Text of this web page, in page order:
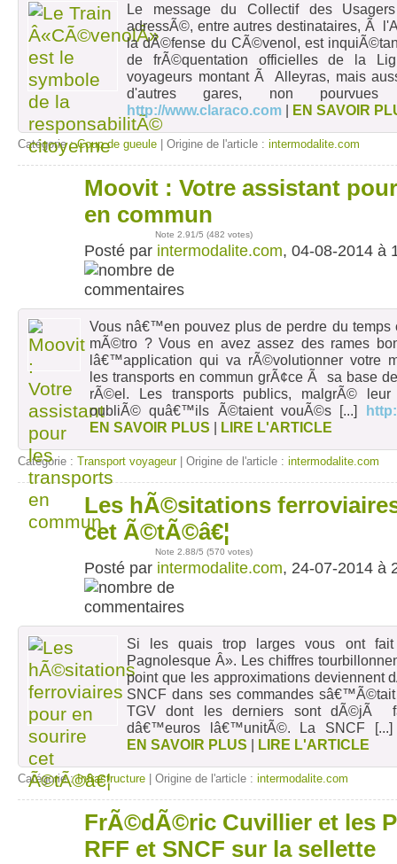
Le message du Collectif des
adressÃ©, entre autres destinataires, Ã
la dÃ©fense du CÃ©venol, est
de frÃ©quentation officielles de la
voyageurs montant Ã Alleyras, mais
d'autres gares, non pourvues
http://www.claraco.com | EN SAVOIR
Catégorie :Coup de gueule | Origine de l'article : intermodalite.com
Moovit : Votre assistant
en commun
Note 2.91/5 (482 votes)
Posté par intermodalite.com, 04-08-2014 à
Vous nâ€™en pouvez plus de perdre du temps
mÃ©tro ? Vous en avez assez des rames
lâ€™application qui va rÃ©volutionner votre
les transports en commun grÃ¢ce Ã sa base
rÃ©el. Les transports publics, malgrÃ© leur
oubliÃ© quâ€™ils Ã©taient vouÃ©s [...]
EN SAVOIR PLUS | LIRE L'ARTICLE
Catégorie : Transport voyageur| Origine de l'article : intermodalite.com
24
juil
Les hÃ©sitations
cet Ã©tÃ©â€¦
Note 2.88/5 (570 votes)
Posté par intermodalite.com, 24-07-2014 à
Si les quais trop larges vous ont
Pagnolesque Â». Les chiffres
point que les approximations deviennent
SNCF dans ses commandes
TGV dont les derniers sont dÃ©jÃ
dâ€™euros lâ€™unitÃ©. La SNCF
EN SAVOIR PLUS | LIRE L'ARTICLE
Catégorie :Infrastructure | Origine de l'article : intermodalite.com
FrÃ©dÃ©ric Cuvillier et les
RFF et SNCF sur la sellette